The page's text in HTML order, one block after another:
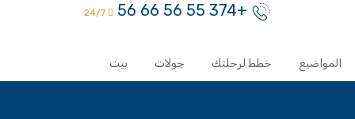
+374 55 56 66 56
بيت جولات خطط لرحلتك المواضيع